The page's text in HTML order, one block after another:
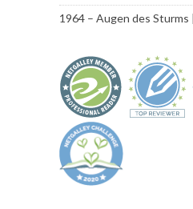
1964 – Augen des